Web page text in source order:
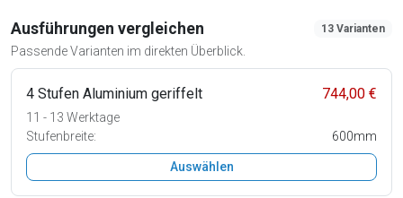
Ausführungen vergleichen
Passende Varianten im direkten Überblick.
13 Varianten
4 Stufen Aluminium geriffelt 744,00 €
11 - 13 Werktage
Stufenbreite:
600mm
Auswählen